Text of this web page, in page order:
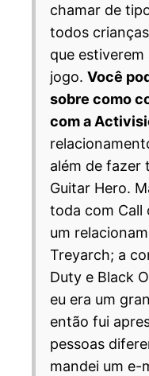
chamar de
todos
que
jogo. Você
sobre como
com a
além de fazer
Guitar Hero.
toda com Call
um
Treyarch; a
Duty e Black
eu era um
então fui
pessoas
mandei um e-